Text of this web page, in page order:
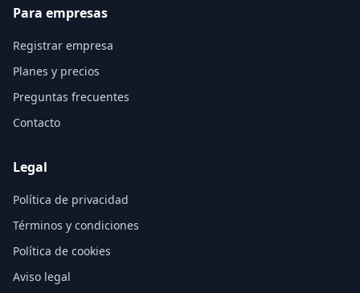
Para empresas
Registrar empresa
Planes y precios
Preguntas frecuentes
Contacto
Legal
Política de privacidad
Términos y condiciones
Política de cookies
Aviso legal